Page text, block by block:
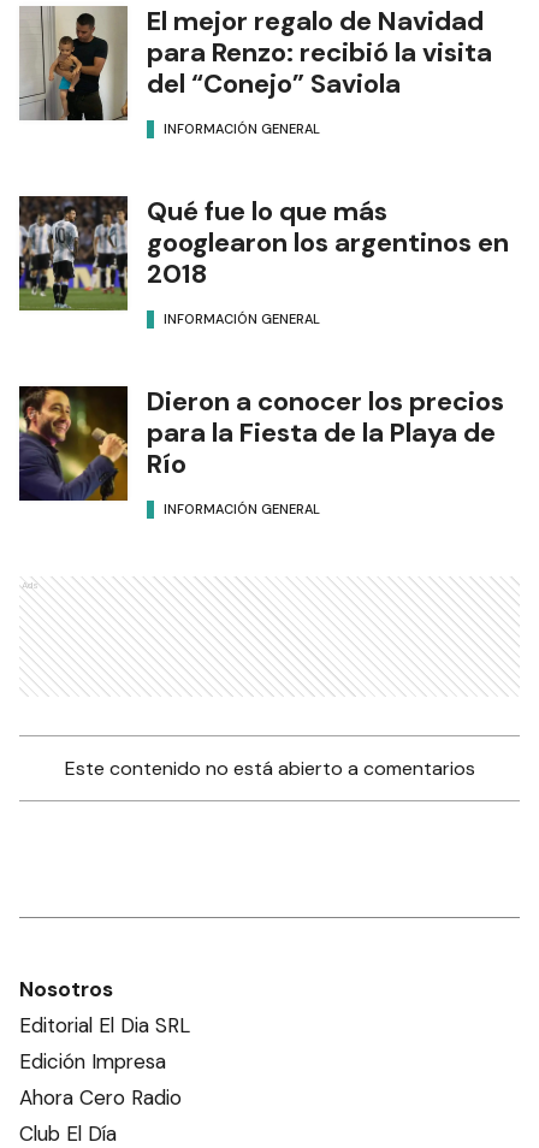
El mejor regalo de Navidad
para Renzo: recibió la visita
del “Conejo” Saviola
INFORMACIÓN GENERAL
Qué fue lo que más
googlearon los argentinos en
2018
INFORMACIÓN GENERAL
Dieron a conocer los precios
para la Fiesta de la Playa de
Río
INFORMACIÓN GENERAL
Ads
Este contenido no está abierto a comentarios
Nosotros
Editorial El Dia SRL
Edición Impresa
Ahora Cero Radio
Club El Día